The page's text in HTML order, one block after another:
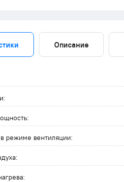
Описание
режиме вентиляции: